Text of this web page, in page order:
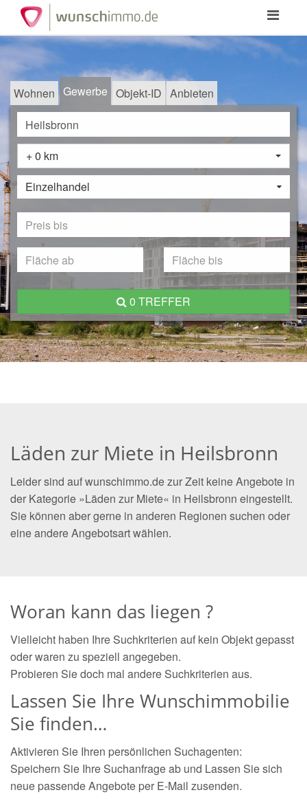
Toggle
Wohnen Gewerbe Objekt-ID Anbieten
+ 0 km
Einzelhandel
0 TREFFER
Läden zur Miete in Heilsbronn
Leider sind auf wunschimmo.de zur Zeit keine Angebote in
der Kategorie »Läden zur Miete« in Heilsbronn eingestellt.
Sie können aber gerne in anderen Regionen suchen oder
eine andere Angebotsart wählen.
Woran kann das liegen ?
Vielleicht haben Ihre Suchkriterien auf kein Objekt gepasst
oder waren zu speziell angegeben.
Probieren Sie doch mal andere Suchkriterien aus.
Lassen Sie Ihre Wunschimmobilie
Sie finden…
Aktivieren Sie Ihren persönlichen Suchagenten:
Speichern Sie Ihre Suchanfrage ab und Lassen Sie sich
neue passende Angebote per E-Mail zusenden.